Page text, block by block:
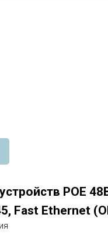
POE
Fast Ethernet